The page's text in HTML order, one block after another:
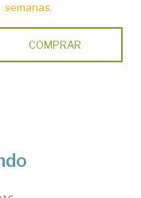
semanas.
COMPRAR